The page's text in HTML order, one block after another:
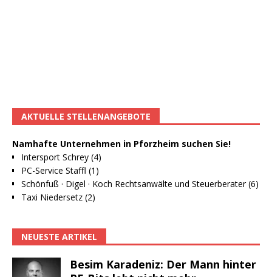
AKTUELLE STELLENANGEBOTE
Namhafte Unternehmen in Pforzheim suchen Sie!
Intersport Schrey (4)
PC-Service Staffl (1)
Schönfuß · Digel · Koch Rechtsanwälte und Steuerberater (6)
Taxi Niedersetz (2)
NEUESTE ARTIKEL
Besim Karadeniz: Der Mann hinter